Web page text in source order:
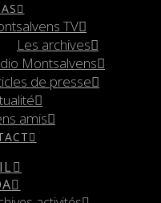
TV
Les archives
Montsalvens
de presse
amis